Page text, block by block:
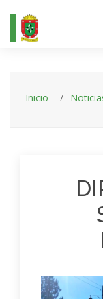
Inicio